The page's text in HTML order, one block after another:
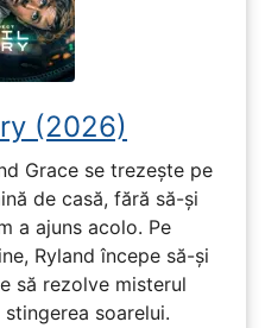
(2026)
Grace se trezește pe
de casă, fără să-și
a ajuns acolo. Pe
Ryland începe să-și
să rezolve misterul
soarelui.